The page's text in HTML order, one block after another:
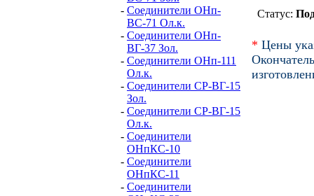
- Соединители ОНп-
ВС-71 Ол.к.
- Соединители ОНп-
ВГ-37 Зол.
- Соединители ОНп-111
Ол.к.
- Соединители СР-ВГ-15
Зол.
- Соединители СР-ВГ-15
Ол.к.
- Соединители
ОНпКС-10
- Соединители
ОНпКС-11
- Соединители
Статус:
* Цены